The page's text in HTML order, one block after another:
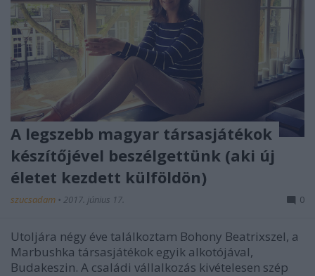
A legszebb magyar társasjátékok
készítőjével beszélgettünk (aki új
életet kezdett külföldön)
szucsadam • 2017. június 17. 0
Utoljára négy éve találkoztam Bohony Beatrixszel, a
Marbushka társasjátékok egyik alkotójával,
Budakeszin. A családi vállalkozás kivételesen szép